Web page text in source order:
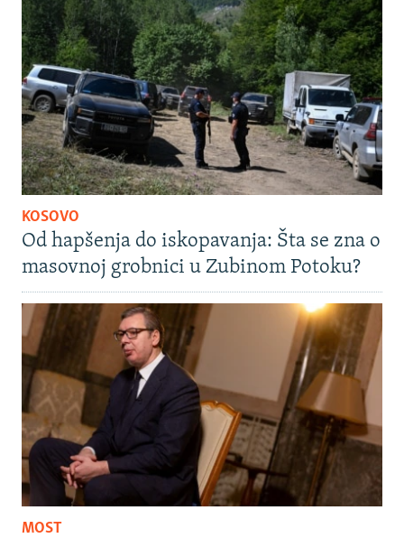
KOSOVO
Od hapšenja do iskopavanja: Šta se zna o
masovnoj grobnici u Zubinom Potoku?
MOST